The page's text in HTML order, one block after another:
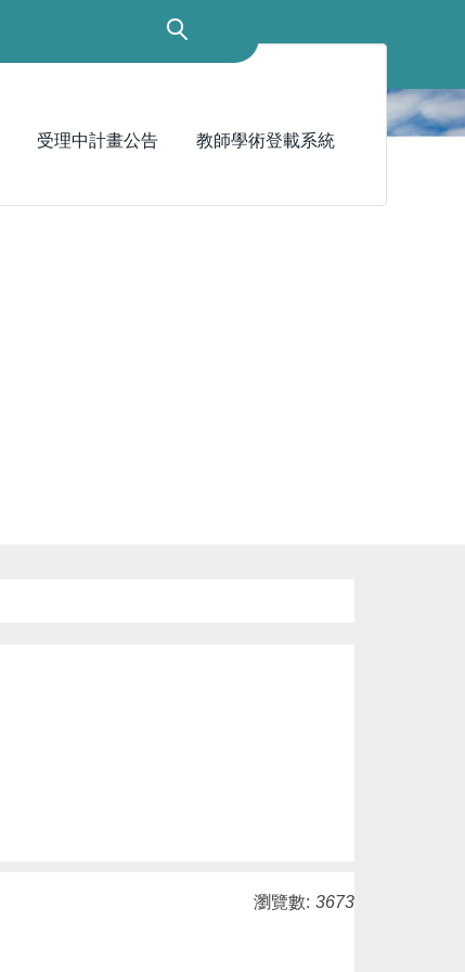
受理中計畫公告 教師學術登載系統
瀏覽數: 3673